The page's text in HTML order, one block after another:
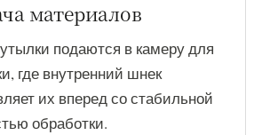
материалов
подаются в камеру для
где внутренний шнек
их вперед со стабильной
обработки.